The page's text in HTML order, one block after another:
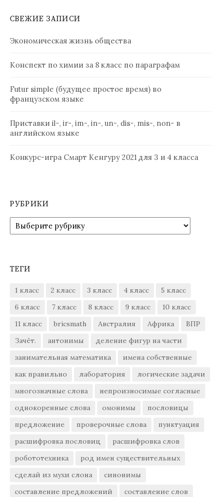
СВЕЖИЕ ЗАПИСИ
Экономическая жизнь общества
Конспект по химии за 8 класс по параграфам
Futur simple (будущее простое время) во
французском языке
Приставки il-, ir-, im-, in-, un-, dis-, mis-, non- в
английском языке
Конкурс-игра Смарт Кенгуру 2021 для 3 и 4 класса
РУБРИКИ
Рубрики
ТЕГИ
1 класс 2 класс 3 класс 4 класс
5 класс
6 класс
7 класс 8 класс 9 класс
10 класс
11 класс
bricsmath Австралия Африка
ВПР
Зачёт.
антонимы
деление фигур на части
занимательная математика
имена собственные
как правильно
лаборатория
логические задачи
многозначные слова
непроизносимые согласные
однокоренные слова
омонимы
пословицы
предложение
проверочные слова
пунктуация
расшифровка пословиц
расшифровка слов
робототехника
род имен существительных
сделай из мухи слона
синонимы
составление предложений
составление слов